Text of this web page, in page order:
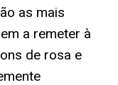
as mais
a remeter à
de rosa e